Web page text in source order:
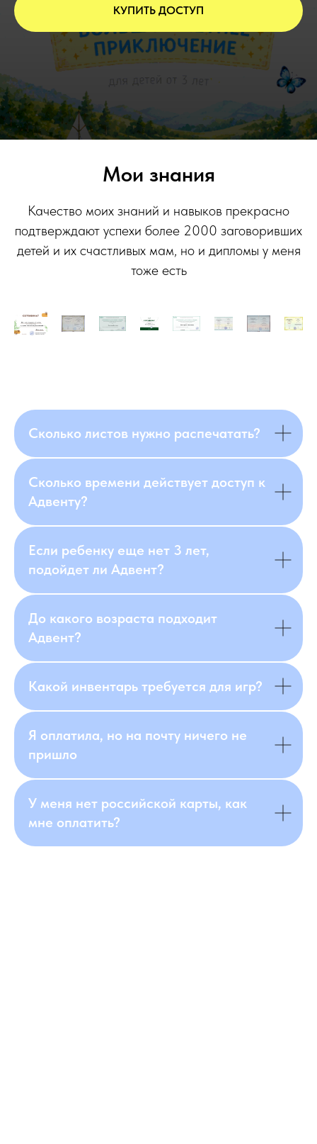
КУПИТЬ ДОСТУП
Мои знания
Качество моих знаний и навыков прекрасно
подтверждают успехи более 2000 заговоривших
детей и их счастливых мам, но и дипломы у меня
тоже есть
Сколько листов нужно распечатать?
Сколько времени действует доступ к
Адвенту?
Если ребенку еще нет 3 лет,
подойдет ли Адвент?
До какого возраста подходит
Адвент?
Какой инвентарь требуется для игр?
Я оплатила, но на почту ничего не
пришло
У меня нет российской карты, как
мне оплатить?